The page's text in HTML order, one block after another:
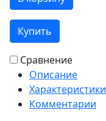
Купить
Сравнение
Описание
Характеристики
Комментарии